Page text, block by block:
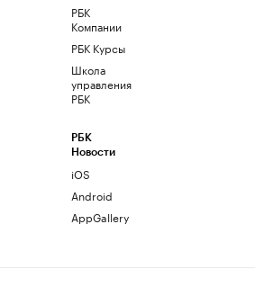
РБК
Компании
РБК Курсы
Школа
управления
РБК
РБК
Новости
iOS
Android
AppGallery